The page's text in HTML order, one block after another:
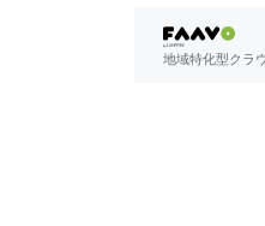
地域特化型クラ